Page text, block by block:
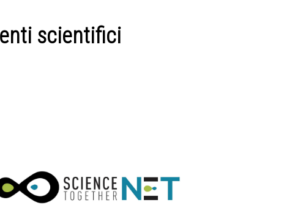
scientifici